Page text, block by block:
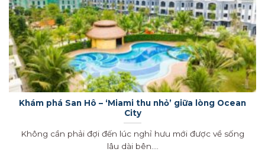
Khám phá San Hô – ‘Miami thu nhỏ’ giữa lòng Ocean
City
Không cần phải đợi đến lúc nghỉ hưu mới được về sống
lâu dài bên....